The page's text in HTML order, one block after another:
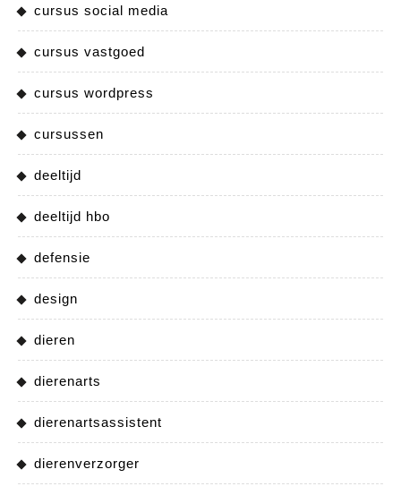
cursus social media
cursus vastgoed
cursus wordpress
cursussen
deeltijd
deeltijd hbo
defensie
design
dieren
dierenarts
dierenartsassistent
dierenverzorger